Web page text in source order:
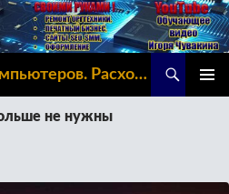
Ремонт принтеров, компьютеров. Расходка, Omoda C5
не нужны